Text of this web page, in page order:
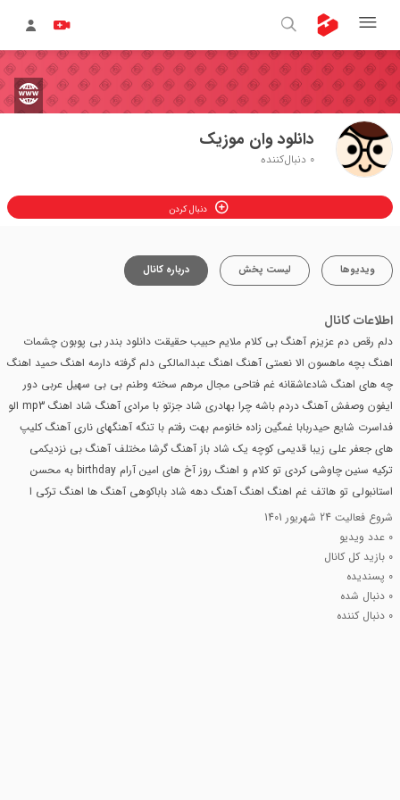
دانلود وان موزیک
0 دنبال‌کننده
دنبال کردن
ویدیوها لیست پخش درباره کانال
اطلاعات کانال
دلم رقص دم عزیزم آهنگ بی کلام ملایم حبیب حقیقت دانلود بندر بی پوبون چشمات
اهنگ بچه ماهسون الا نعمتی آهنگ اهنگ عبدالمالکی دلم گرفته دارمه اهنگ حمید اهنگ
چه های اهنگ شادعاشقانه غم فتاحی مجال مرهم سخته وطنم بی بی سهیل عربی دور
ایفون وصفش آهنگ دردم باشه چرا بهادری شاد جزتو با مرادی آهنگ شاد اهنگ mp3 الو
فداسرت شایع حیدربابا غمگین زاده خانومم بهت رفتم با تنگه آهنگهای ناری آهنگ کلیپ
های جعفر علی زیبا قدیمی کوچه یک شاد باز آهنگ گرشا مختلف آهنگ بی نزدیکمی
ترکیه سنین چاوشی کردی تو کلام و اهنگ روز آخ های امین آرام birthday به محسن
استانبولی تو هاتف غم اهنگ اهنگ آهنگ دهه شاد باباکوهی آهنگ ها اهنگ ترکی ا
شروع فعالیت 24 شهریور 1401
0 عدد ویدیو
0 بازید کل کانال
0 پسندیده
0 دنبال شده
0 دنبال کننده